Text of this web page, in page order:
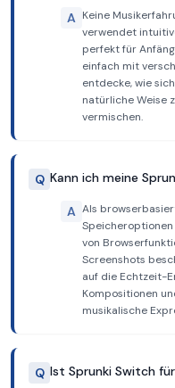
A Keine
verwendet
perfekt für
einfach mit
entdecke, wie
natürliche Weise
vermischen.
Q Kann ich meine
A Als
von
Screenshots
auf die Echtzeit-
Kompositionen
musikalische
Q Ist Sprunki Switch